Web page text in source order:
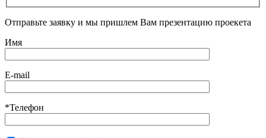
Отправьте заявку и мы пришлем Вам презентацию проекета
Имя
E-mail
*Телефон